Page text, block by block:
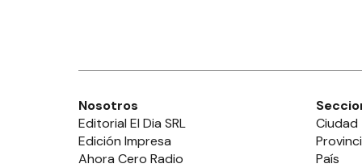
Nosotros
Editorial El Dia SRL
Edición Impresa
Ahora Cero Radio
Ciudad
País